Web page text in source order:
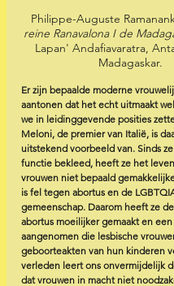
Philippe-Auguste
reine Ranavalona I de
Lapan' Andafiavaratra,
Madagaskar.
Er zijn bepaalde moderne
aantonen dat het echt uitmaakt
we in leidinggevende posities
Meloni, de premier van Italië, is
uitstekend voorbeeld van. Sinds
functie bekleed, heeft ze het
vrouwen niet bepaald
is fel tegen abortus en de
gemeenschap. Daarom heeft ze
abortus moeilijker gemaakt en
aangenomen die lesbische
geboorteakten van hun kinderen
verleden leert ons onvermijdelijk
dat vrouwen in macht niet